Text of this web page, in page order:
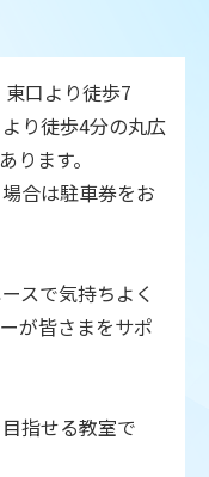
口より徒歩7
り徒歩4分の丸広
ります。
合は駐車券をお
スで気持ちよく
が皆さまをサポ
指せる教室で